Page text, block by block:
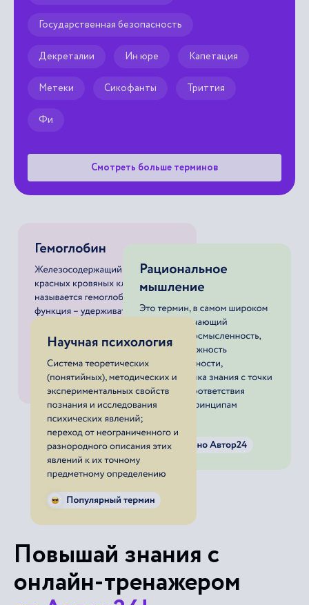
Государственная безопасность
Декреталии Ин юре Капетация
Метеки Сикофанты Триттия
Фи
Смотреть больше терминов
Повышай знания с
онлайн-тренажером